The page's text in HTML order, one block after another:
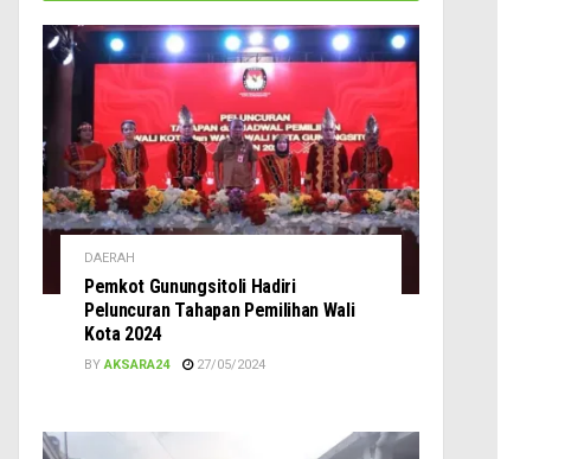
DAERAH
Pemkot Gunungsitoli Hadiri
Peluncuran Tahapan Pemilihan Wali
Kota 2024
BY AKSARA24 27/05/2024